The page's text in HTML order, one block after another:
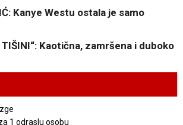
Kanye Westu ostala je samo
TIŠINI“: Kaotična, zamršena i duboko
1 odraslu osobu